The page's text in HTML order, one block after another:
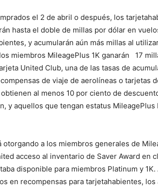
el 2 de abril o después, los
hasta el doble de millas por dólar en
y acumularán aún más millas al
miembros MileagePlus 1K ganarán 17
United Club, una de las tasas de
de viaje de aerolíneas o tarjetas
al menos 10 por ciento de
y aquellos que tengan estatus MileagePlus
otorgando a los miembros generales de
acceso al inventario de Saver Award en
disponible para miembros Platinum y
en recompensas para tarjetahabientes,